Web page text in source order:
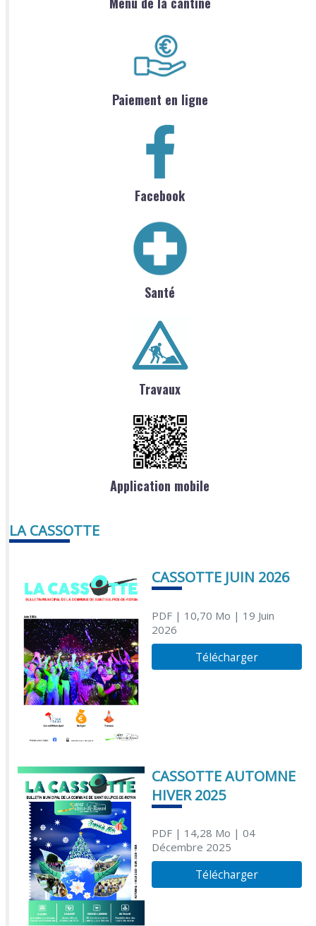
Paiement en ligne
Facebook
Santé
Travaux
Application mobile
LA CASSOTTE
CASSOTTE JUIN 2026
PDF| 10,70 Mo | 19 Juin
2026
Télécharger
CASSOTTE AUTOMNE
HIVER 2025
PDF| 14,28 Mo | 04
Décembre 2025
Télécharger